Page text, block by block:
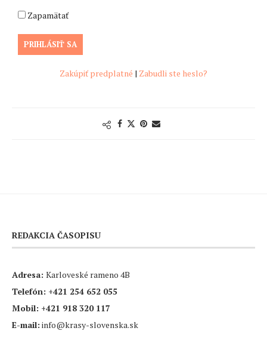
Zapamätať
Zakúpiť predplatné | Zabudli ste heslo?
REDAKCIA ČASOPISU
Adresa: Karloveské rameno 4B
Telefón: +421 254 652 055
Mobil: +421 918 320 117
E-mail: info@krasy-slovenska.sk